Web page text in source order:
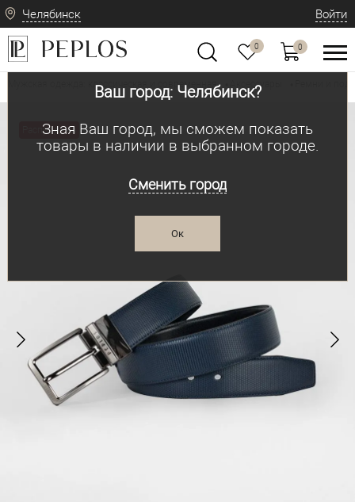
Челябинск
Ваш город: Челябинск?
Зная Ваш город, мы сможем показать
товары в наличии в выбранном городе.
Сменить город
Ок
Войти
0 0
Мужская одежда: классическая и современная Аксессуары
Распродажа